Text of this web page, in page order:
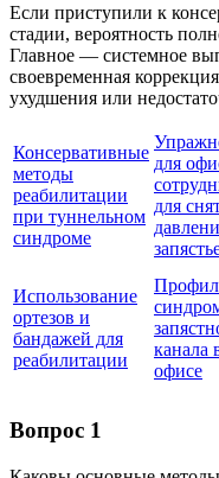
Если приступили к
стадии, вероятность
Главное — системное
своевременная
ухудшения или
Консервативные
методы
реабилитации
при туннельном
синдроме
для
для
Использование
ортезов и
бандажей для
реабилитации
канала
офисе
Вопрос 1